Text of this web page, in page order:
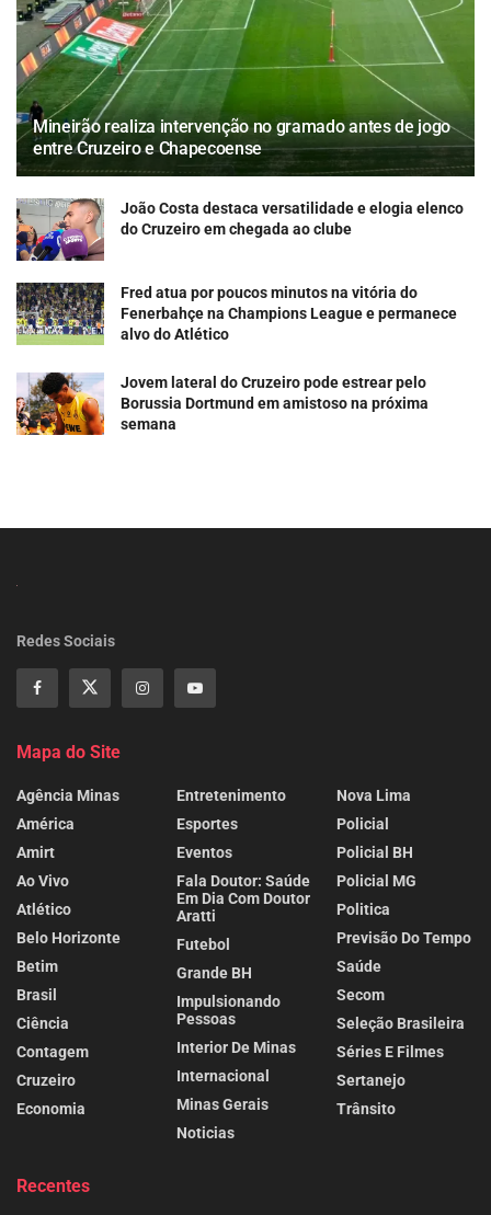
Mineirão realiza intervenção no gramado antes de jogo
entre Cruzeiro e Chapecoense
João Costa destaca versatilidade e elogia elenco
do Cruzeiro em chegada ao clube
Fred atua por poucos minutos na vitória do
Fenerbahçe na Champions League e permanece
alvo do Atlético
Jovem lateral do Cruzeiro pode estrear pelo
Borussia Dortmund em amistoso na próxima
semana
Redes Sociais
Mapa do Site
Agência Minas
América
Amirt
Ao Vivo
Atlético
Belo Horizonte
Betim
Brasil
Ciência
Contagem
Cruzeiro
Economia
Entretenimento
Esportes
Eventos
Fala Doutor: Saúde
Em Dia Com Doutor
Aratti
Futebol
Grande BH
Impulsionando
Pessoas
Interior De Minas
Internacional
Minas Gerais
Noticias
Nova Lima
Policial
Policial BH
Policial MG
Politica
Previsão Do Tempo
Saúde
Secom
Seleção Brasileira
Séries E Filmes
Sertanejo
Trânsito
Recentes